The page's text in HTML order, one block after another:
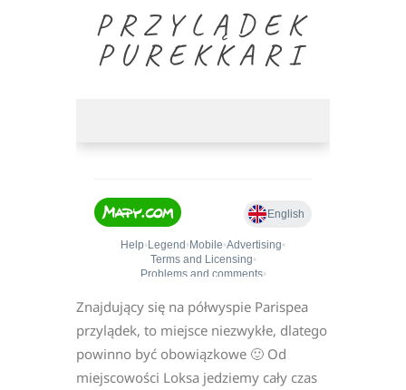
PRZYLĄDEK
PUREKKARI
Znajdujący się na półwyspie Parispea
przylądek, to miejsce niezwykłe, dlatego
powinno być obowiązkowe 🙂 Od
miejscowości Loksa jedziemy cały czas